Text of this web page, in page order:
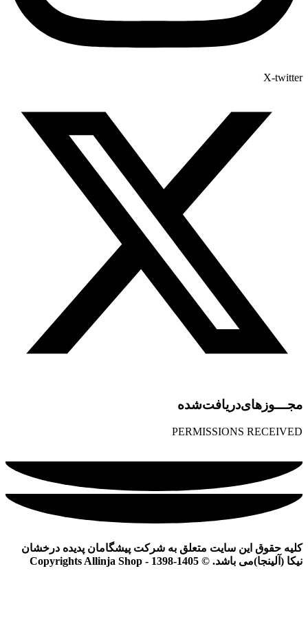
X-twitter
مجـــوز‌های‌دریافت‌شده
PERMISSIONS RECEIVED
کلیه حقوق این سایت متعلق به شرکت پیشگامان پدیده درخشان
نیکا (آلینجا)می باشد. © Copyrights Allinja Shop - 1398-1405